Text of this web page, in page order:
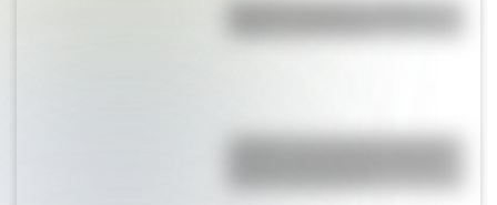
Bandera de Bolivia: historia,
¿Sabías que Argentina tuvo la